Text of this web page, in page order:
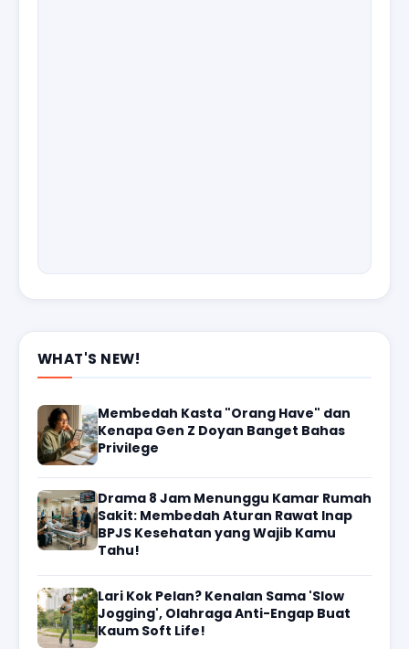
WHAT'S NEW!
Membedah Kasta "Orang Have" dan
Kenapa Gen Z Doyan Banget Bahas
Privilege
Drama 8 Jam Menunggu Kamar Rumah
Sakit: Membedah Aturan Rawat Inap
BPJS Kesehatan yang Wajib Kamu
Tahu!
Lari Kok Pelan? Kenalan Sama 'Slow
Jogging', Olahraga Anti-Engap Buat
Kaum Soft Life!